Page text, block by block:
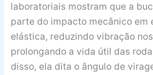
laboratoriais mostram que a
parte do impacto mecânico em
elástica, reduzindo vibração
prolongando a vida útil das
disso, ela dita o ângulo de